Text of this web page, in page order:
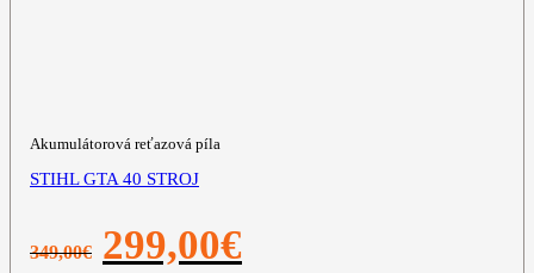
Akumulátorová reťazová píla
STIHL GTA 40 STROJ
349,00€
Pôvodná
cena
299,00€